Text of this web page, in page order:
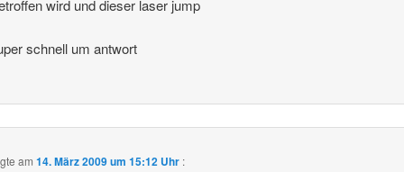
wird und dieser laser jump
schnell um antwort
am 14. März 2009 um 15:12 Uhr :